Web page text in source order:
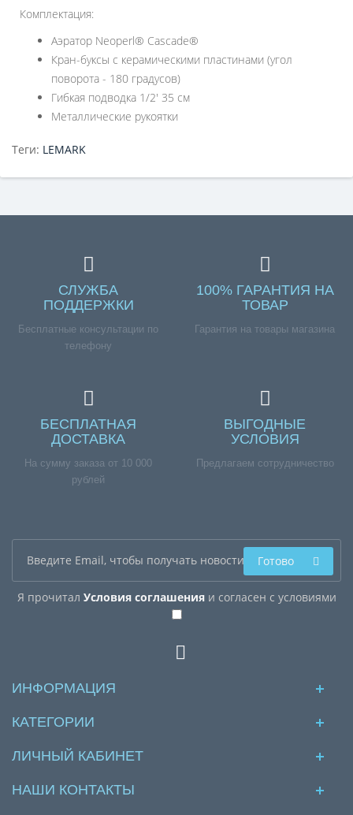
Комплектация:
Аэратор Neoperl® Cascade®
Кран-буксы с керамическими пластинами (угол
поворота - 180 градусов)
Гибкая подводка 1/2' 35 см
Металлические рукоятки
Теги: LEMARK
СЛУЖБА
ПОДДЕРЖКИ
Бесплатные консультации по
телефону
100% ГАРАНТИЯ НА
ТОВАР
Гарантия на товары магазина
БЕСПЛАТНАЯ
ДОСТАВКА
На сумму заказа от 10 000
рублей
ВЫГОДНЫЕ
УСЛОВИЯ
Предлагаем сотрудничество
Я прочитал Условия соглашенияи согласен с условиями
Готово
ИНФОРМАЦИЯ
КАТЕГОРИИ
ЛИЧНЫЙ КАБИНЕТ
НАШИ КОНТАКТЫ